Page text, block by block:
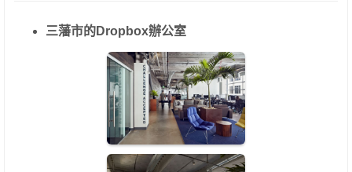
三藩市的Dropbox辦公室